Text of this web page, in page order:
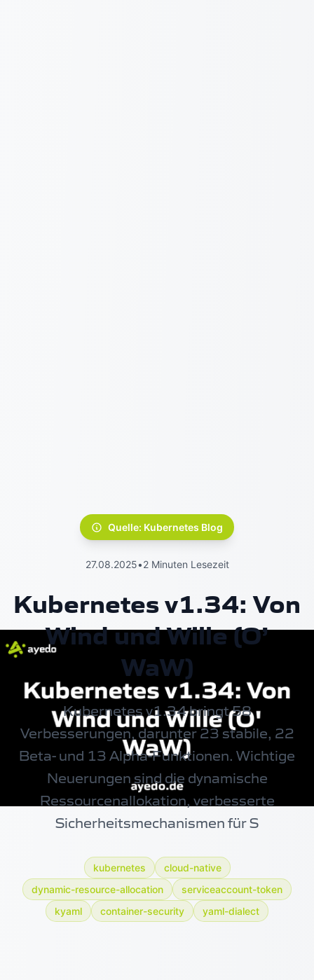
Quelle: Kubernetes Blog
27.08.2025•2 Minuten Lesezeit
Kubernetes v1.34: Von
Wind und Wille (O’
WaW)
Kubernetes v1.34 bringt 58
Verbesserungen, darunter 23 stabile, 22
Beta- und 13 Alpha-Funktionen. Wichtige
Neuerungen sind die dynamische
Ressourcenallokation, verbesserte
Sicherheitsmechanismen für S
kubernetes
cloud-native
dynamic-resource-allocation
serviceaccount-token
kyaml
container-security yaml-dialect